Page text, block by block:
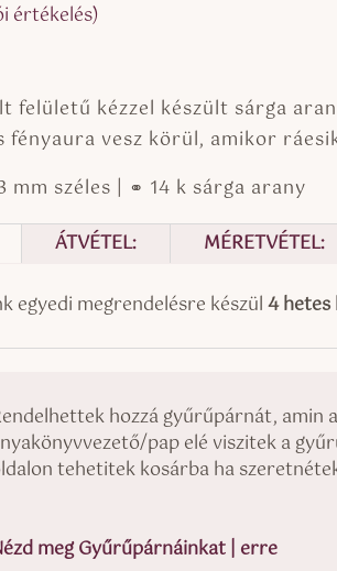
értékelés)
felületű kézzel készült sárga
fényaura vesz körül, amikor
mm széles | ⚭ 14 k sárga arany
ÁTVÉTEL: MÉRETVÉTEL:
egyedi megrendelésre készül4
hozzá gyűrűpárnát, amin
pap elé viszitek a
tehetitek kosárba ha
meg Gyűrűpárnáinkat | erre